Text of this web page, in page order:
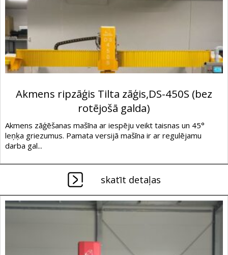
Akmens ripzāģis Tilta zāģis,DS-450S (bez
rotējošā galda)
Akmens zāģēšanas mašīna ar iespēju veikt taisnas un 45°
leņķa griezumus. Pamata versijā mašīna ir ar regulējamu
darba gal...
skatīt detaļas